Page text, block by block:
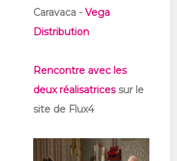
Caravaca - Vega
Distribution
Rencontre avec les
deux réalisatricessur le
site de Flux4